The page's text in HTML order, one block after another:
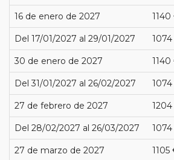
16 de enero de 2027
Del 17/01/2027 al 29/01/2027
30 de enero de 2027
Del 31/01/2027 al 26/02/2027
27 de febrero de 2027
Del 28/02/2027 al 26/03/2027
27 de marzo de 2027 1105